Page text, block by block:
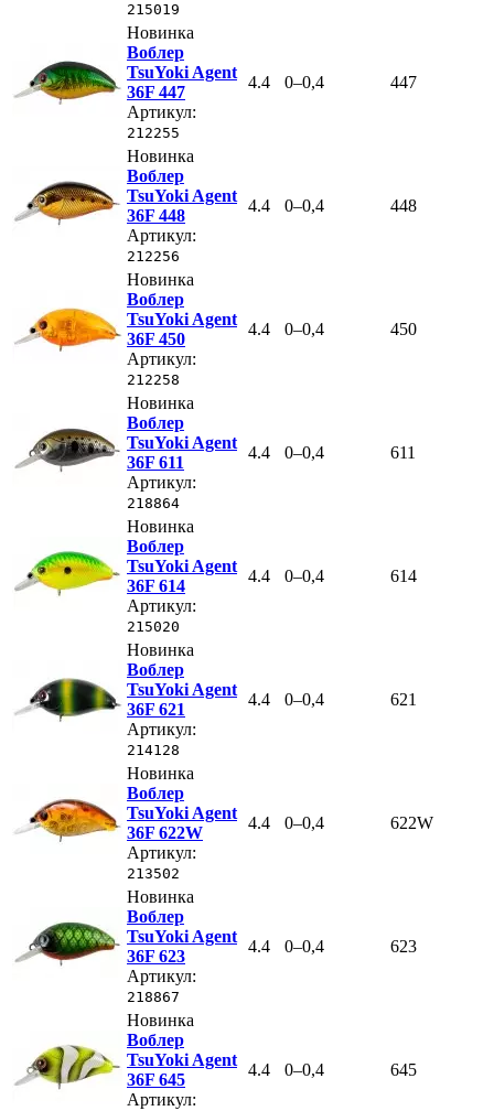
215019
Новинка
Воблер
TsuYoki Agent
36F 447
Артикул:
212255
4.4 0–0,4 447
Новинка
Воблер
TsuYoki Agent
36F 448
Артикул:
212256
4.4 0–0,4 448
Новинка
Воблер
TsuYoki Agent
36F 450
Артикул:
212258
4.4 0–0,4 450
Новинка
Воблер
TsuYoki Agent
36F 611
Артикул:
218864
4.4 0–0,4 611
Новинка
Воблер
TsuYoki Agent
36F 614
Артикул:
215020
4.4 0–0,4 614
Новинка
Воблер
TsuYoki Agent
36F 621
Артикул:
214128
4.4 0–0,4 621
Новинка
Воблер
TsuYoki Agent
36F 622W
Артикул:
213502
4.4 0–0,4 622W
Новинка
Воблер
TsuYoki Agent
36F 623
Артикул:
218867
4.4 0–0,4 623
Новинка
Воблер
TsuYoki Agent
36F 645
Артикул:
4.4 0–0,4 645